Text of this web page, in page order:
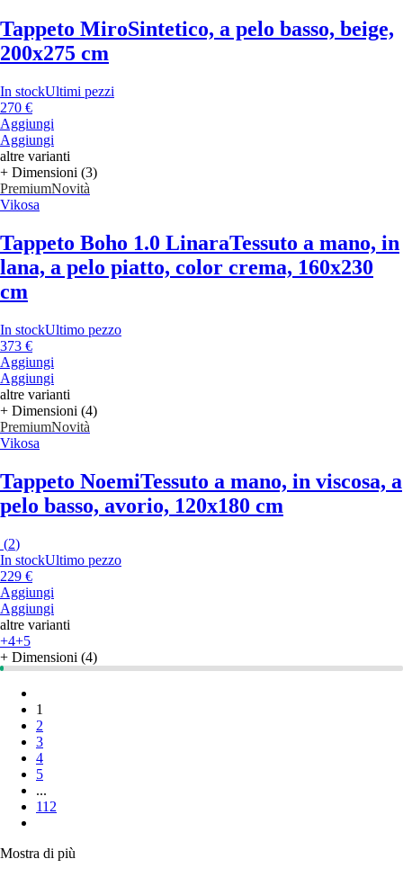
Tappeto MiroSintetico, a pelo basso, beige,
200x275 cm
In stockUltimi pezzi
270 €
Aggiungi
Aggiungi
altre varianti
+ Dimensioni (3)
PremiumNovità
Vikosa
Tappeto Boho 1.0 LinaraTessuto a mano, in
lana, a pelo piatto, color crema, 160x230
cm
In stockUltimo pezzo
373 €
Aggiungi
Aggiungi
altre varianti
+ Dimensioni (4)
PremiumNovità
Vikosa
Tappeto NoemiTessuto a mano, in viscosa, a
pelo basso, avorio, 120x180 cm
(2)
In stockUltimo pezzo
229 €
Aggiungi
Aggiungi
altre varianti
+4+5
+ Dimensioni (4)
1
2
3
4
5
...
112
Mostra di più